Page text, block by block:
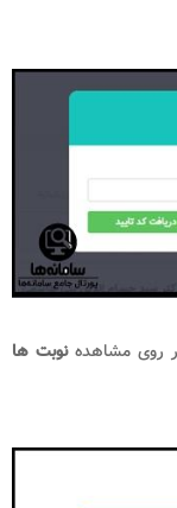
روی مشاهدهنوبت ها